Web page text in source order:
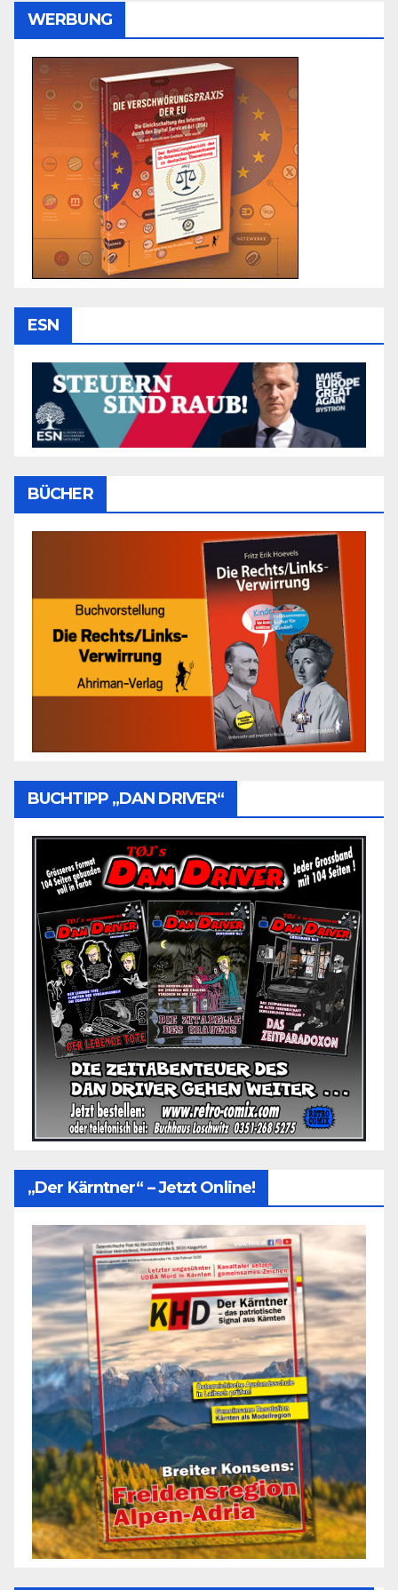
WERBUNG
ESN
BÜCHER
BUCHTIPP „DAN DRIVER“
„Der Kärntner“ – Jetzt Online!